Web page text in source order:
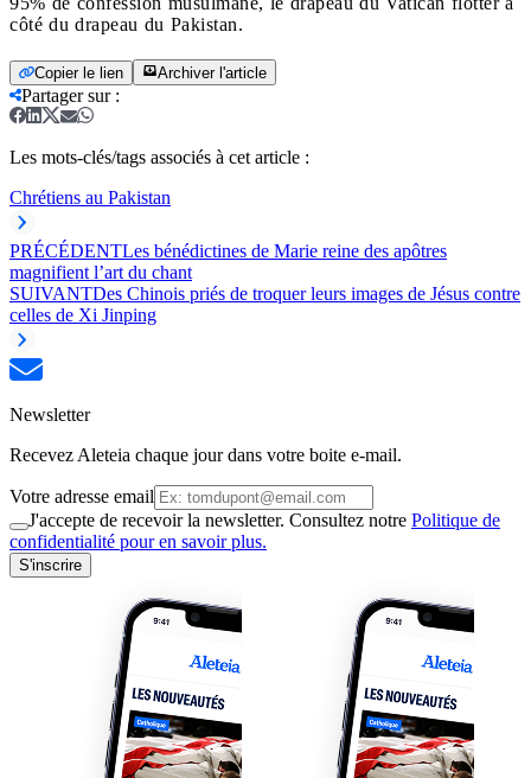
côté du drapeau du Pakistan.
Copier le lien Archiver l'article
Partager sur:
Les mots-clés/tags associés à cet article :
Chrétiens au Pakistan
PRÉCÉDENTLes bénédictines de Marie reine des apôtres
magnifient l’art du chant
SUIVANTDes Chinois priés de troquer leurs images de Jésus contre
celles de Xi Jinping
Newsletter
Recevez Aleteia chaque jour dans votre boite e-mail.
Votre adresse email
J'accepte de recevoir la newsletter. Consultez notre Politique de
confidentialité pour en savoir plus.
S'inscrire